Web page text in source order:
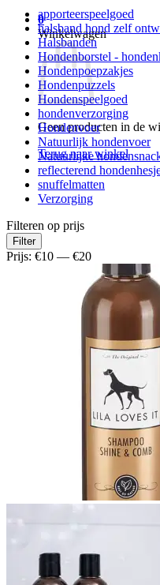
0
Winkelwagen
Geen producten in de
Terug naar winkel
apporteerspeelgoed
halsband hond zelf
Halsbanden
Hondenborstel -
Hondenpoepzakjes
Hondenpuzzels
Hondenspeelgoed
hondenverzorging
Hondenvoer
Natuurlijk hondenvoer
Natuurlijke
reflecterend
snuffelmatten
Verzorging
Filteren op prijs
Min.
prijs
Max.
prijs
Filter
Prijs: €10 — €20